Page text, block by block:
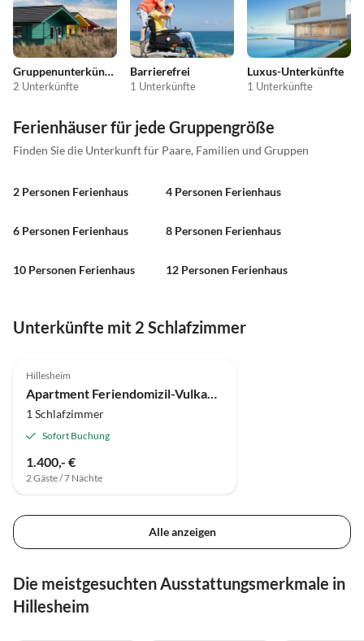
Gruppenunterkünfte
2 Unterkünfte
Barrierefrei
1 Unterkünfte
Luxus-Unterkünfte
1 Unterkünfte
Ferienhäuser für jede Gruppengröße
Finden Sie die Unterkunft für Paare, Familien und Gruppen
2 Personen Ferienhaus 4 Personen Ferienhaus
6 Personen Ferienhaus 8 Personen Ferienhaus
10 Personen Ferienhaus 12 Personen Ferienhaus
Unterkünfte mit 2 Schlafzimmer
Hillesheim
1 Schlafzimmer
Sofort Buchung
1.400,- €
2 Gäste / 7 Nächte
Alle anzeigen
Die meistgesuchten Ausstattungsmerkmale in
Hillesheim